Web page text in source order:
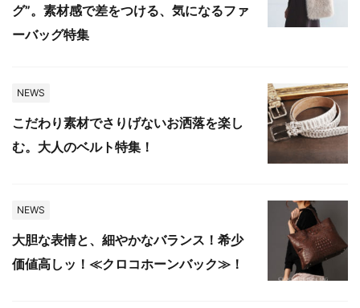
グ”。素材感で差をつける、気になるファ
ーバッグ特集
NEWS
こだわり素材でさりげないお洒落を楽し
む。大人のベルト特集！
NEWS
大胆な表情と、細やかなバランス！希少
価値高しッ！≪クロコホーンバック≫！